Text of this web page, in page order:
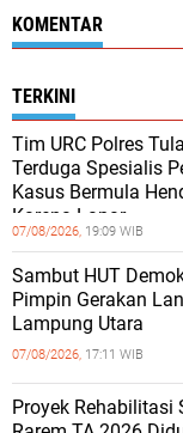
KOMENTAR
TERKINI
Tim URC Polres
Terduga Spesialis
Kasus Bermula
Karena Lapar
07/08/2026, 19:09 WIB
Sambut HUT
Pimpin Gerakan
Lampung Utara
07/08/2026, 17:11 WIB
Proyek Rehabilitasi